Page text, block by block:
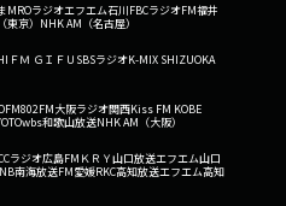
MROラジオエフエム石川FBCラジオFM福井
東京） NHK AM（名古屋）
ＦＭ ＧＩＦＵ SBSラジオK-MIX SHIZUOKA
FM802FM大阪ラジオ関西Kiss FM KOBE
wbs和歌山放送NHK AM（大阪）
ラジオ広島FM ＫＲＹ山口放送エフエム山口
南海放送FM愛媛RKC高知放送エフエム高知